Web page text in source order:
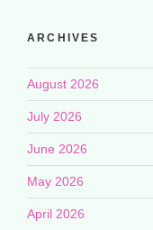
ARCHIVES
August 2026
July 2026
June 2026
May 2026
April 2026